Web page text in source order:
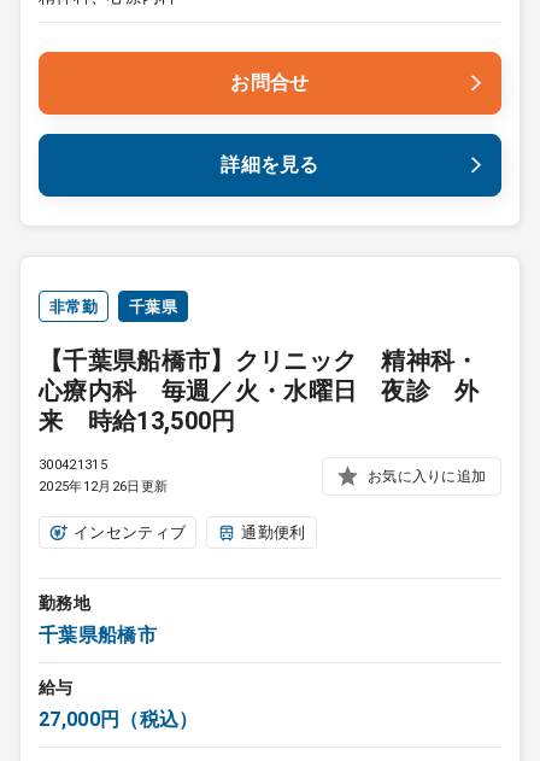
お問合せ
詳細を見る
非常勤 千葉県
【千葉県船橋市】クリニック 精神科・
心療内科 毎週／火・水曜日 夜診 外
来 時給13,500円
300421315
2025年12月26日更新
お気に入りに追加
インセンティブ 通勤便利
勤務地
千葉県船橋市
給与
27,000円（税込）